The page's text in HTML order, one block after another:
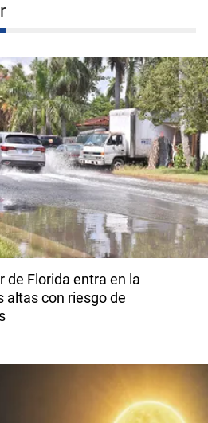
de Florida entra en la
altas con riesgo de